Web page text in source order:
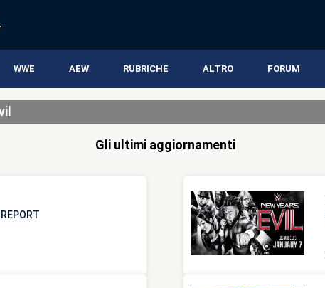
WWE AEW RUBRICHE ALTRO FORUM
Gli ultimi aggiornamenti